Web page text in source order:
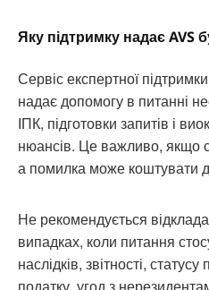
Яку підтримку надає AVS
Сервіс експертної
надає допомогу в питанні
ІПК, підготовки запитів і
нюансів. Це важливо, якщо
а помилка може коштувати
Не рекомендується
випадках, коли питання
наслідків, звітності,
податку, угод з